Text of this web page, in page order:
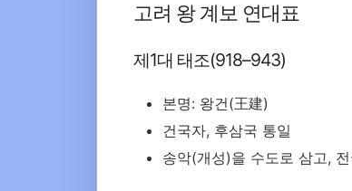
고려 왕 계보 연대표
제1대 태조(918–943)
본명: 왕건(王建)
건국자, 후삼국 통일
송악(개성)을 수도로 삼고,